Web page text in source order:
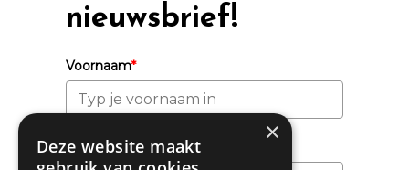
nieuwsbrief!
Voornaam*
Achternaam
×
Deze website maakt